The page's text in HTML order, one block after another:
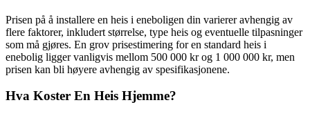
Prisen på å installere en heis i eneboligen din varierer avhengig av
flere faktorer, inkludert størrelse, type heis og eventuelle tilpasninger
som må gjøres. En grov prisestimering for en standard heis i
enebolig ligger vanligvis mellom 500 000 kr og 1 000 000 kr, men
prisen kan bli høyere avhengig av spesifikasjonene.
Hva Koster En Heis Hjemme?